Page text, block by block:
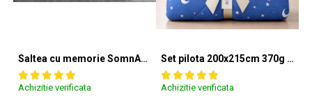
Saltea cu memorie SomnART XXL Memory Plus 160x190, înălțime 25cm, pentru persoane supraponderale, husă Aloe Vera detașabilă, rulată, fermitate mare
Achizitie verificata
Set pilota 200x215cm 370g cu 2 perne 50x70,albastru- PLT36
Achizitie verificata